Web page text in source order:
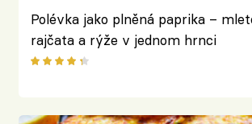
Polévka jako plněná paprika –
rajčata a rýže v jednom hrnci